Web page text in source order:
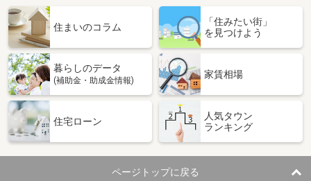
価 格
5.70万円
高知県南国市大そね甲
専有面積 45.09m²
間取り
高知県高知市十津３丁目
住 所
高知県高知市十津３丁目
専有面積 25m²
間取り
ワンルーム
住まいのコラム
「住みたい街」
を見つけよう
暮らしのデータ
(補助金・助成金情報)
家賃相場
住宅ローン
人気タウン
ランキング
ページトップに戻る